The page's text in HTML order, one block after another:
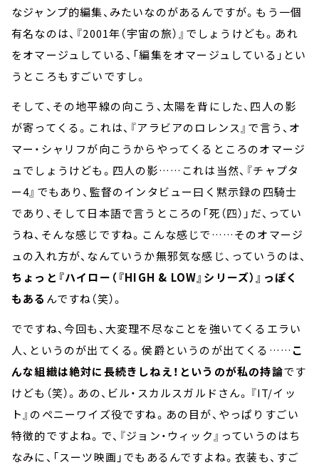
なジャンプ的編集、みたいなのがあるんですが。もう一個
有名なのは、『2001年（宇宙の旅）』でしょうけども。あれ
をオマージュしている、「編集をオマージュしている」とい
うところもすごいですし。
そして、その地平線の向こう、太陽を背にした、四人の影
が寄ってくる。これは、『アラビアのロレンス』で言う、オ
マー・シャリフが向こうからやってくるところのオマージ
ュでしょうけども。四人の影……これは当然、『チャプタ
ー4』でもあり、監督のインタビュー曰く黙示録の四騎士
であり、そして日本語で言うところの「死（四）」だ、ってい
うね、そんな感じですね。こんな感じで……そのオマージ
ュの入れ方が、なんていうか無邪気な感じ、っていうのは、
ちょっと『ハイロー（『HIGH & LOW』シリーズ）』っぽく
もある んですね（笑）。
でですね、今回も、大変理不尽なことを強いてくるエラい
人、というのが出てくる。侯爵というのが出てくる…… こ
んな組織は絶対に長続きしねえ！というのが私の持論です
けども（笑）。あの、ビル・スカルスガルドさん。『IT/イッ
ト』のペニーワイズ役ですね。あの目が、やっぱりすごい
特徴的ですよね。で、『ジョン・ウィック』っていうのはち
なみに、「スーツ映画」でもあるんですよね。衣装も、すご